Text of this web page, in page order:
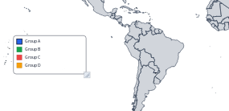
Group A
Group B
Group C
Group D